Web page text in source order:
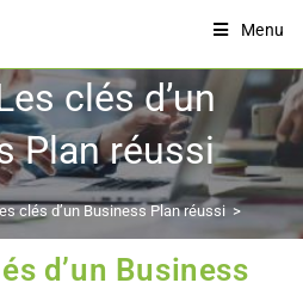
Menu
clés d’un
Plan réussi
clés d’un Business Plan réussi >
d’un Business